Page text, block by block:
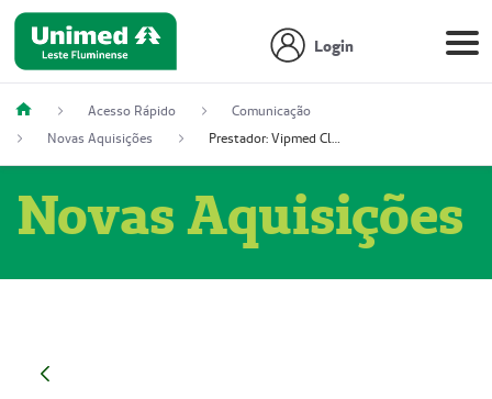
Login
Acesso Rápido
Comunicação
Novas Aquisições
Prestador: Vipmed Clínica Geral Ltda, 51004349-0 (Nome Fantasia: Policlínica Master)
Novas Aquisições